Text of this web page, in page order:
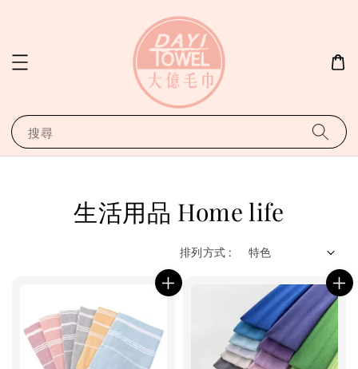
搜尋
生活用品 Home life
排列方式 :